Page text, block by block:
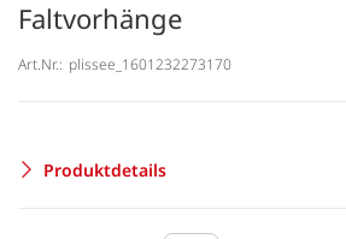
Faltvorhänge
Art.Nr.: plissee_1601232273170
Produktdetails